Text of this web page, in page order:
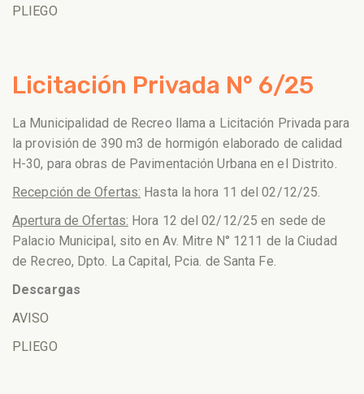
PLIEGO
Licitación Privada N° 6/25
La Municipalidad de Recreo llama a Licitación Privada para
la provisión de 390 m3 de hormigón elaborado de calidad
H-30, para obras de Pavimentación Urbana en el Distrito.
Recepción de Ofertas: Hasta la hora 11 del 02/12/25.
Apertura de Ofertas: Hora 12 del 02/12/25 en sede de
Palacio Municipal, sito en Av. Mitre N° 1211 de la Ciudad
de Recreo, Dpto. La Capital, Pcia. de Santa Fe.
Descargas
AVISO
PLIEGO